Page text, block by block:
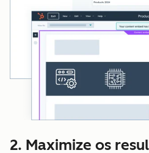
2. Maximize os